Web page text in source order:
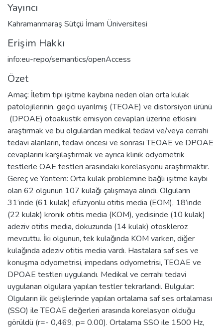
Yayıncı
Kahramanmaraş Sütçü İmam Üniversitesi
Erişim Hakkı
info:eu-repo/semantics/openAccess
Özet
Amaç: İletim tipi işitme kaybına neden olan orta kulak
patolojilerinin, geçici uyarılmış (TEOAE) ve distorsiyon ürünü
(DPOAE) otoakustik emisyon cevapları üzerine etkisini
araştırmak ve bu olgulardan medikal tedavi ve/veya cerrahi
tedavi alanların, tedavi öncesi ve sonrası TEOAE ve DPOAE
cevaplarını karşılaştırmak ve ayrıca klinik odyometrik
testlerle OAE testleri arasındaki korelasyonu araştırmaktır.
Gereç ve Yöntem: Orta kulak problemine bağlı işitme kaybı
olan 62 olgunun 107 kulağı çalışmaya alındı. Olguların
31’inde (61 kulak) efüzyonlu otitis media (EOM), 18’inde
(22 kulak) kronik otitis media (KOM), yedisinde (10 kulak)
adeziv otitis media, dokuzunda (14 kulak) otoskleroz
mevcuttu. İki olgunun, tek kulağında KOM varken, diğer
kulağında adeziv otitis media vardı. Hastalara saf ses ve
konuşma odyometrisi, impedans odyometrisi, TEOAE ve
DPOAE testleri uygulandı. Medikal ve cerrahi tedavi
uygulanan olgulara yapılan testler tekrarlandı. Bulgular:
Olguların ilk gelişlerinde yapılan ortalama saf ses ortalaması
(SSO) ile TEOAE değerleri arasında korelasyon olduğu
görüldü (r=- 0,469, p= 0.00). Ortalama SSO ile 1500 Hz,